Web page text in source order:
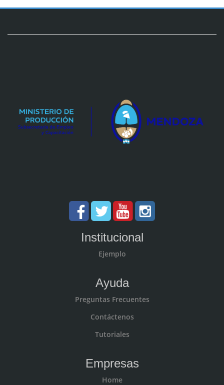
Institucional
Ejemplo
Ayuda
Preguntas Frecuentes
Contáctenos
Tutoriales
Empresas
Home